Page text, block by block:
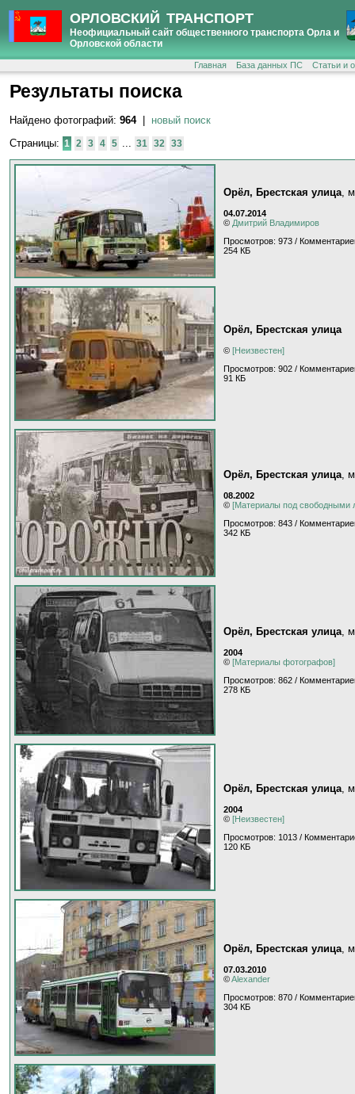
ОРЛОВСКИЙ ТРАНСПОРТ
Неофициальный сайт общественного транспорта Орла и
Орловской области
Главная База данных ПС Статьи и
Результаты поиска
Найдено фотографий: 964| новый поиск
Страницы: 1 2 3 4 5 31 32 33
Орёл, Брестская улица ,
04.07.2014
© Дмитрий Владимиров
Просмотров: 973 /
254 КБ
Орёл, Брестская улица
© [Неизвестен]
Просмотров: 902 /
91 КБ
Орёл, Брестская улица ,
08.2002
© [Материалы под свободными
Просмотров: 843 /
342 КБ
Орёл, Брестская улица ,
2004
© [Материалы фотографов]
Просмотров: 862 /
278 КБ
Орёл, Брестская улица ,
2004
© [Неизвестен]
Просмотров: 1013 /
120 КБ
Орёл, Брестская улица ,
07.03.2010
©Alexander
Просмотров: 870 /
304 КБ